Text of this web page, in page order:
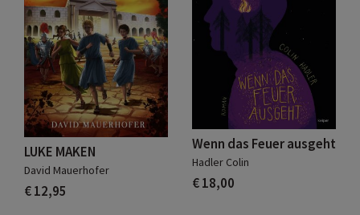
LUKE MAKEN
David Mauerhofer
€ 12,95
Wenn das Feuer ausgeht
Hadler Colin
€ 18,00